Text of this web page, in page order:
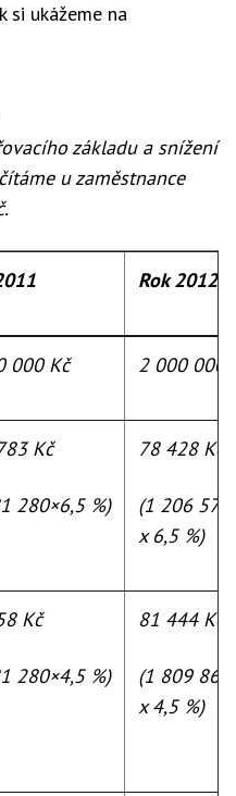
si ukážeme na
základu a snížení
u zaměstnance
Rok 2012
000 Kč 2 000 000
Kč
280×6,5 %)
78 428 Kč
(1 206 576
x 6,5 %)
Kč
280×4,5 %)
81 444 Kč
(1 809 864
x 4,5 %)